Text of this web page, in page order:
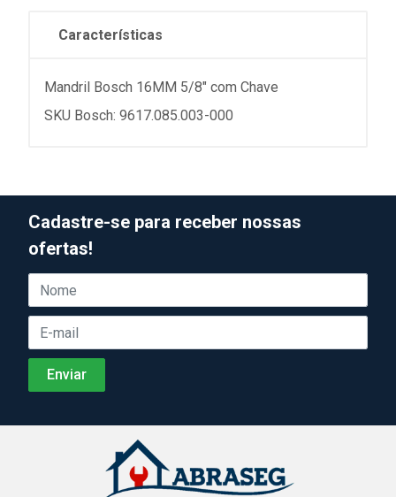
Características
Mandril Bosch 16MM 5/8" com Chave
SKU Bosch: 9617.085.003-000
Cadastre-se para receber nossas
ofertas!